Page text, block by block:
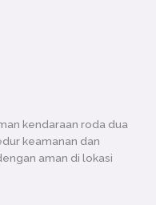
kendaraan roda dua
keamanan dan
aman di lokasi